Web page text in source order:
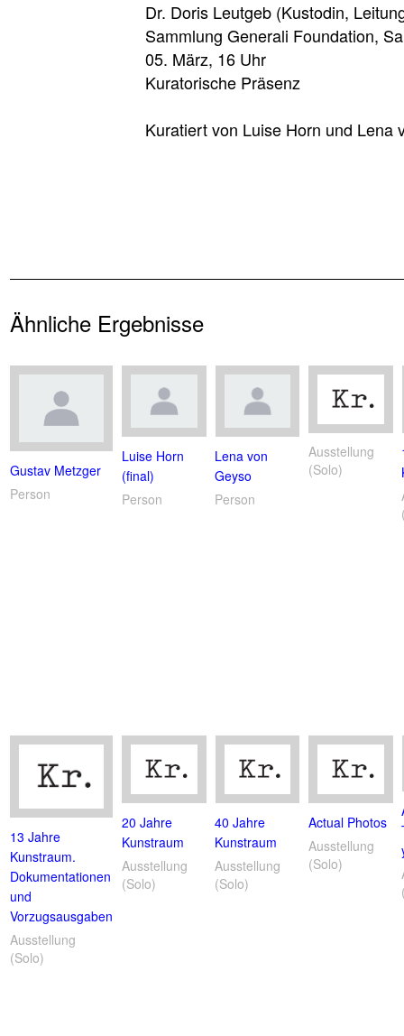
Dr. Doris Leutgeb (Kustodin,
Sammlung Generali Foundation,
05. März, 16 Uhr
Kuratorische Präsenz
Kuratiert von Luise Horn und Lena
Ähnliche Ergebnisse
Gustav Metzger
Person
Luise Horn
(final)
Person
Lena von
Geyso
Person
Ausstellung
(Solo)
13 Jahre
Kunstraum.
Dokumentationen
und
Vorzugsausgaben
Ausstellung
(Solo)
20 Jahre
Kunstraum
Ausstellung
(Solo)
40 Jahre
Kunstraum
Ausstellung
(Solo)
Actual Photos
Ausstellung
(Solo)